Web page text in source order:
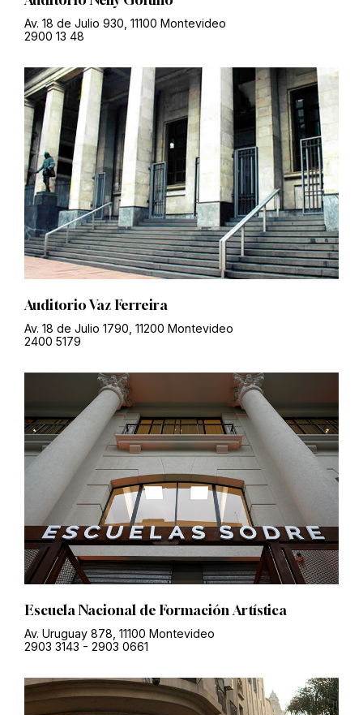
Av. 18 de Julio 930, 11100 Montevideo
2900 13 48
Auditorio Vaz Ferreira
Av. 18 de Julio 1790, 11200 Montevideo
2400 5179
Escuela Nacional de Formación Artística
Av. Uruguay 878, 11100 Montevideo
2903 3143 - 2903 0661